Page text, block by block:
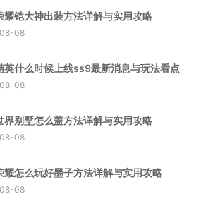
耀铠大神出装方法详解与实用攻略
08
英什么时候上线ss9最新消息与玩法看点
08
界别墅怎么盖方法详解与实用攻略
08
耀怎么玩好墨子方法详解与实用攻略
08